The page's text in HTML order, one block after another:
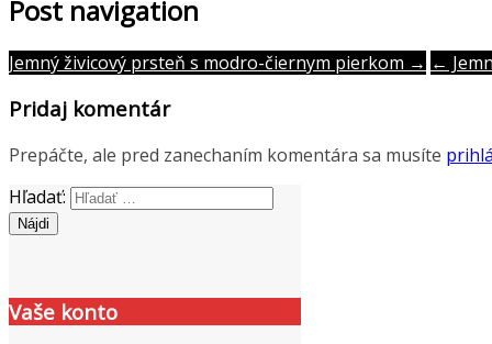
Post navigation
Jemný živicový prsteň s modro-čiernym pierkom → ←
Pridaj komentár
Prepáčte, ale pred zanechaním komentára sa musíte
Hľadať:
Vaše konto